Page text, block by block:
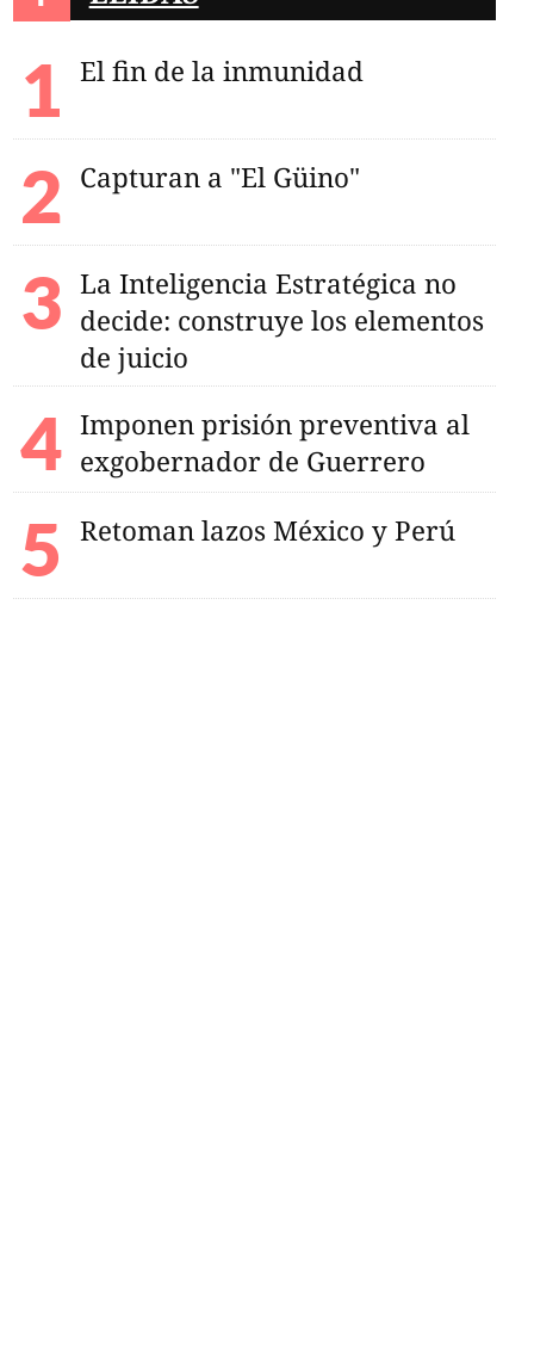
El fin de la inmunidad
Capturan a "El Güino"
La Inteligencia Estratégica no
decide: construye los elementos
de juicio
Imponen prisión preventiva al
exgobernador de Guerrero
Retoman lazos México y Perú